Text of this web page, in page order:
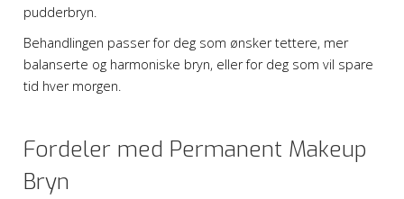
pudderbryn.
Behandlingen passer for deg som ønsker tettere, mer
balanserte og harmoniske bryn, eller for deg som vil spare
tid hver morgen.
Fordeler med Permanent Makeup
Bryn